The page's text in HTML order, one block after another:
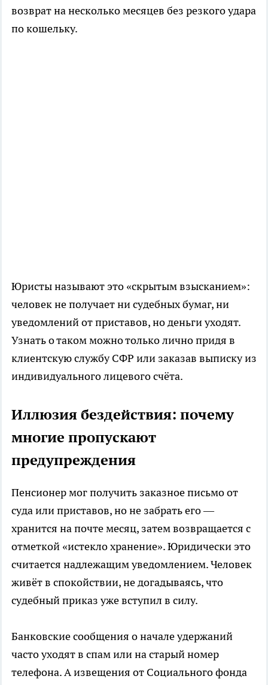
возврат на несколько месяцев без резкого удара
по кошельку.
Юристы называют это «скрытым взысканием»:
человек не получает ни судебных бумаг, ни
уведомлений от приставов, но деньги уходят.
Узнать о таком можно только лично придя в
клиентскую службу СФР или заказав выписку из
индивидуального лицевого счёта.
Иллюзия бездействия: почему
многие пропускают
предупреждения
Пенсионер мог получить заказное письмо от
суда или приставов, но не забрать его —
хранится на почте месяц, затем возвращается с
отметкой «истекло хранение». Юридически это
считается надлежащим уведомлением. Человек
живёт в спокойствии, не догадываясь, что
судебный приказ уже вступил в силу.
Банковские сообщения о начале удержаний
часто уходят в спам или на старый номер
телефона. А извещения от Социального фонда